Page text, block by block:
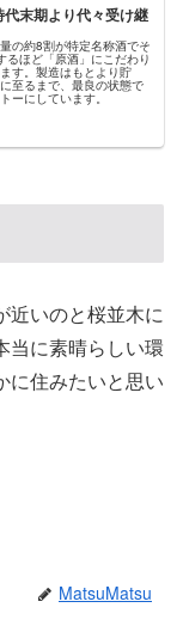
末期より代々受け継
の約8割が特定名称酒でそ
ほど「原酒」にこだわり
す。製造はもとより貯
至るまで、最良の状態で
ーにしています。
近いのと桜並木に
当に素晴らしい環
に住みたいと思い
MatsuMatsu